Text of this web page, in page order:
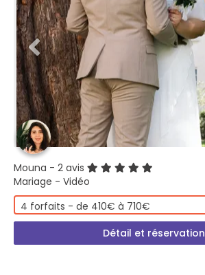
Mouna - 2 avis
Mariage - Vidéo
4 forfaits - de 410€ à 710€
Détail et réservation